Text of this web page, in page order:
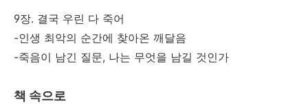
9장. 결국 우린 다 죽어
-인생 최악의 순간에 찾아온 깨달음
-죽음이 남긴 질문, 나는 무엇을 남길 것인가
책 속으로